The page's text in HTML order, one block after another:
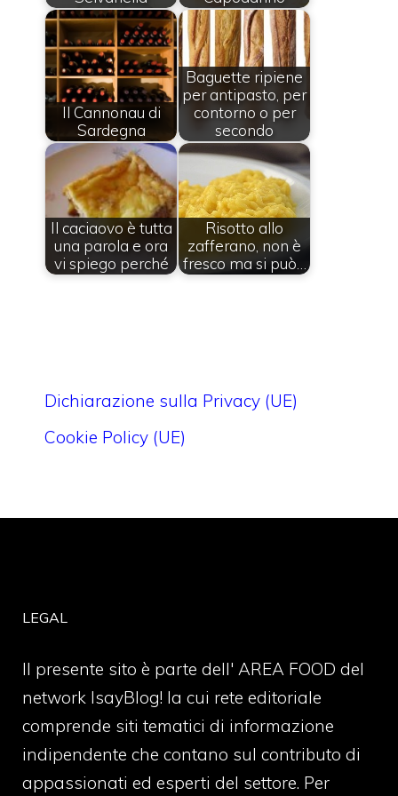
Il Cannonau di
Sardegna
Baguette ripiene
per antipasto, per
contorno o per
secondo
Il caciaovo è tutta
una parola e ora
vi spiego perché
Risotto allo
zafferano, non è
fresco ma si può…
Dichiarazione sulla Privacy (UE)
Cookie Policy (UE)
LEGAL
Il presente sito è parte dell' AREA FOOD del
network IsayBlog! la cui rete editoriale
comprende siti tematici di informazione
indipendente che contano sul contributo di
appassionati ed esperti del settore. Per